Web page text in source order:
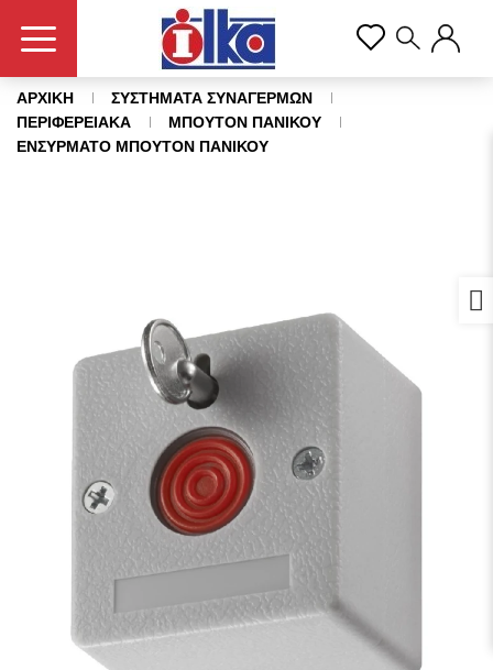
ΑΡΧΙΚΗ
ΣΥΣΤΗΜΑΤΑ ΣΥΝΑΓΕΡΜΩΝ
ΠΕΡΙΦΕΡΕΙΑΚΑ
ΜΠΟΥΤΟΝ ΠΑΝΙΚΟΥ
ΕΝΣΥΡΜΑΤΟ ΜΠΟΥΤΟΝ ΠΑΝΙΚΟΥ